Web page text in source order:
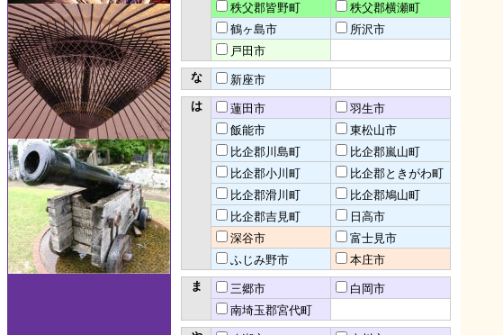
秩父郡皆野町
秩父郡横瀬町
鶴ヶ島市
所沢市
戸田市
な
新座市
は
蓮田市
羽生市
飯能市
東松山市
比企郡川島町
比企郡嵐山町
比企郡小川町
比企郡ときがわ町
比企郡滑川町
比企郡鳩山町
比企郡吉見町
日高市
深谷市
富士見市
ふじみ野市
本庄市
ま
三郷市
白岡市
南埼玉郡宮代町